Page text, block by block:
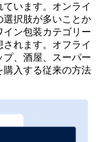
います。オンライ
選択肢が多いことか
イン包装カテゴリー
れます。オフライ
プ、酒屋、スーパー
購入する従来の方法